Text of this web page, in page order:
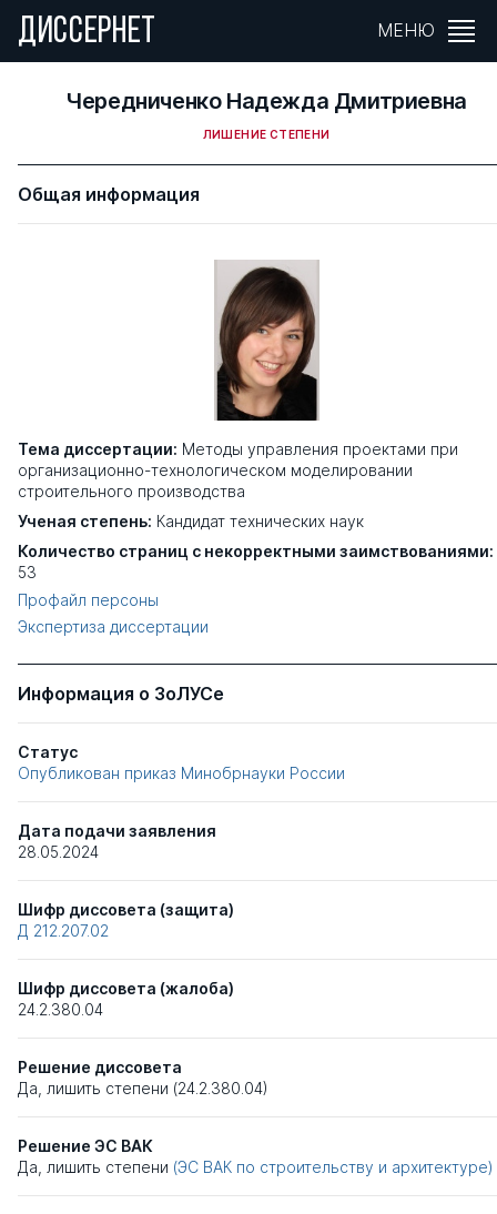
ДИССЕРНЕТ МЕНЮ
Чередниченко Надежда Дмитриевна
ЛИШЕНИЕ СТЕПЕНИ
Общая информация
Тема диссертации: Методы управления проектами при
организационно-технологическом моделировании
строительного производства
Ученая степень: Кандидат технических наук
Количество страниц с некорректными заимствованиями:
53
Профайл персоны
Экспертиза диссертации
Информация о ЗоЛУСе
Статус
Опубликован приказ Минобрнауки России
Дата подачи заявления
28.05.2024
Шифр диссовета (защита)
Д 212.207.02
Шифр диссовета (жалоба)
24.2.380.04
Решение диссовета
Да, лишить степени (24.2.380.04)
Решение ЭС ВАК
Да, лишить степени (ЭС ВАК по строительству и архитектуре)